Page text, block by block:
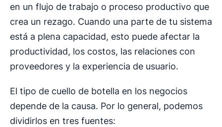
en un flujo de trabajo o proceso productivo que
crea un rezago. Cuando una parte de tu sistema
está a plena capacidad, esto puede afectar la
productividad, los costos, las relaciones con
proveedores y la experiencia de usuario.
El tipo de cuello de botella en los negocios
depende de la causa. Por lo general, podemos
dividirlos en tres fuentes: